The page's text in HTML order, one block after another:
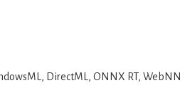
DirectML, ONNX RT, WebNN